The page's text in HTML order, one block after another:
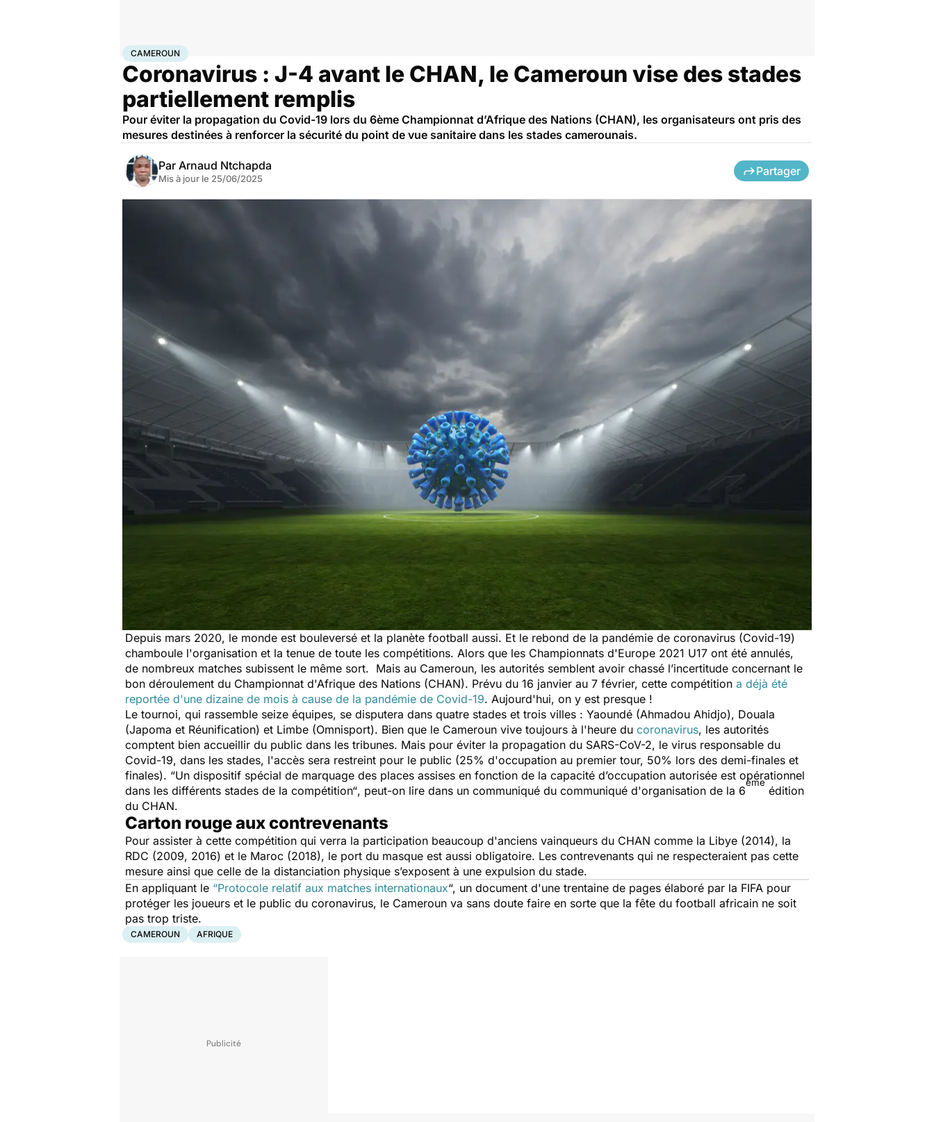
AccueilSantéCameroun
CAMEROUN
Coronavirus : J-4 avant le CHAN, le Cameroun vise des stades
partiellement remplis
Pour éviter la propagation du Covid-19 lors du 6ème Championnat d’Afrique des Nations (CHAN), les organisateurs ont pris des
mesures destinées à renforcer la sécurité du point de vue sanitaire dans les stades camerounais.
Par Arnaud Ntchapda
Mis à jour le 25/06/2025
Partager
Depuis mars 2020, le monde est bouleversé et la planète football aussi. Et le rebond de la pandémie de coronavirus (Covid-19)
chamboule l'organisation et la tenue de toute les compétitions. Alors que les Championnats d'Europe 2021 U17 ont été annulés,
de nombreux matches subissent le même sort. Mais au Cameroun, les autorités semblent avoir chassé l’incertitude concernant le
bon déroulement du Championnat d'Afrique des Nations (CHAN). Prévu du 16 janvier au 7 février, cette compétition a déjà été
reportée d'une dizaine de mois à cause de la pandémie de Covid-19. Aujourd'hui, on y est presque !
Le tournoi, qui rassemble seize équipes, se disputera dans quatre stades et trois villes : Yaoundé (Ahmadou Ahidjo), Douala
(Japoma et Réunification) et Limbe (Omnisport). Bien que le Cameroun vive toujours à l'heure du coronavirus, les autorités
comptent bien accueillir du public dans les tribunes. Mais pour éviter la propagation du SARS-CoV-2, le virus responsable du
Covid-19, dans les stades, l'accès sera restreint pour le public (25% d'occupation au premier tour, 50% lors des demi-finales et
finales). “Un dispositif spécial de marquage des places assises en fonction de la capacité d’occupation autorisée est opérationnel
dans les différents stades de la compétition“, peut-on lire dans un communiqué du communiqué d'organisation de la 6
ème
édition
du CHAN.
Carton rouge aux contrevenants
Pour assister à cette compétition qui verra la participation beaucoup d'anciens vainqueurs du CHAN comme la Libye (2014), la
RDC (2009, 2016) et le Maroc (2018), le port du masque est aussi obligatoire. Les contrevenants qui ne respecteraient pas cette
mesure ainsi que celle de la distanciation physique s’exposent à une expulsion du stade.
En appliquant le “Protocole relatif aux matches internationaux“, un document d'une trentaine de pages élaboré par la FIFA pour
protéger les joueurs et le public du coronavirus, le Cameroun va sans doute faire en sorte que la fête du football africain ne soit
pas trop triste.
CAMEROUN AFRIQUE